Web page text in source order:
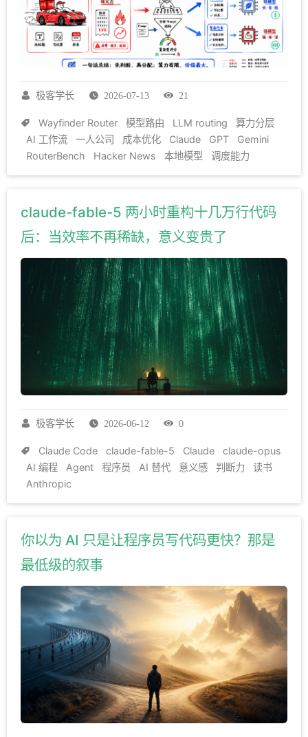
确方向行动的人。 这里有一个反常识的判断。 AI降低
了生成答案的成本，却没有降低判断答案的成本。
它
让文字、代码、图像、表格和方案大量出现，却没有替
你决定哪个问题值得回答，也没有保证答案适合你的场
篇文章想讨论的不是一句口号，而是一种工作模型。读
完以后，你可以用一套二维标准判断自己的AI系统处在
什么状态，也可以知道哪些能力需要从执行层上移到问
题定义、流程架构和价值判断层。
极客学长 2026-07-13 21
Wayfinder Router 模型路由 LLM routing
算力分层
AI 工作流
一人公司 成本优化 Claude GPT
Gemini
RouterBench
Hacker News 本地模型 调度能力
claude-fable-5 两小时重构十几万行代码
后：当效率不再稀缺，意义变贵了
极客学长 2026-06-12 0
Claude Code claude-fable-5 Claude
claude-opus
AI 编程
Agent 程序员 AI 替代 意义感 判断力
读书
Anthropic
你以为 AI 只是让程序员写代码更快？那是
最低级的叙事